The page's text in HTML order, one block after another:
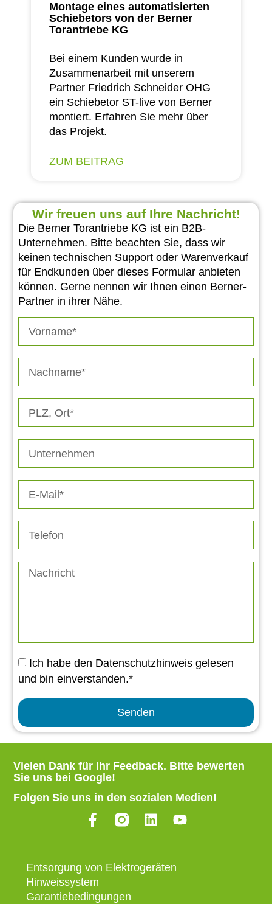
Montage eines automatisierten
Schiebetors von der Berner
Torantriebe KG
Bei einem Kunden wurde in
Zusammenarbeit mit unserem
Partner Friedrich Schneider OHG
ein Schiebetor ST-live von Berner
montiert. Erfahren Sie mehr über
das Projekt.
ZUM BEITRAG
Wir freuen uns auf Ihre Nachricht!
Die Berner Torantriebe KG ist ein B2B-
Unternehmen. Bitte beachten Sie, dass wir
keinen technischen Support oder Warenverkauf
für Endkunden über dieses Formular anbieten
können. Gerne nennen wir Ihnen einen Berner-
Partner in ihrer Nähe.
Ich habe den Datenschutzhinweis gelesen
und bin einverstanden.*
Senden
Vielen Dank für Ihr Feedback. Bitte bewerten
Sie uns bei Google!
Folgen Sie uns in den sozialen Medien!
Entsorgung von Elektrogeräten
Hinweissystem
Garantiebedingungen